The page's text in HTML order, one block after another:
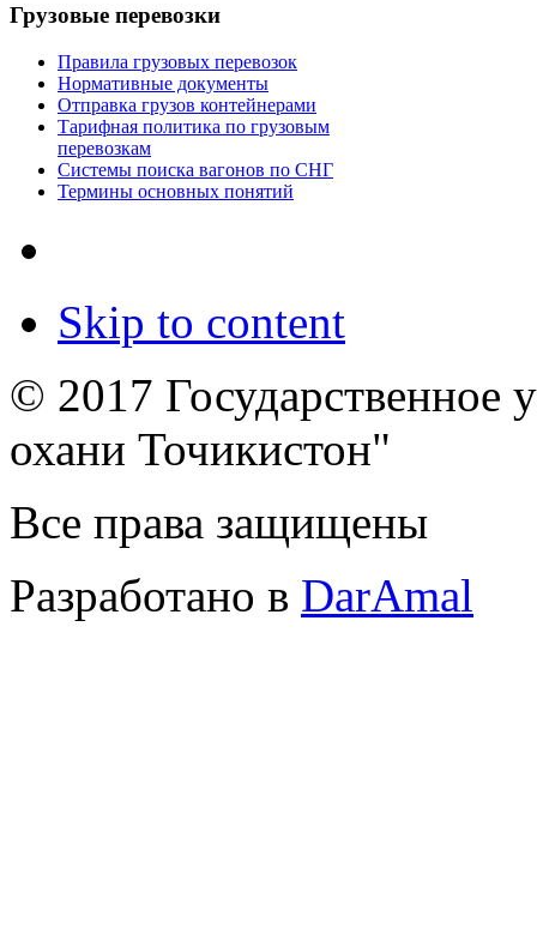
Грузовые перевозки
Правила грузовых перевозок
Нормативные документы
Отправка грузов контейнерами
Тарифная политика по грузовым
перевозкам
Системы поиска вагонов по СНГ
Термины основных понятий
Skip to content
© 2017 Государственное
охани Точикистон"
Все права защищены
Разработано в DarAmal